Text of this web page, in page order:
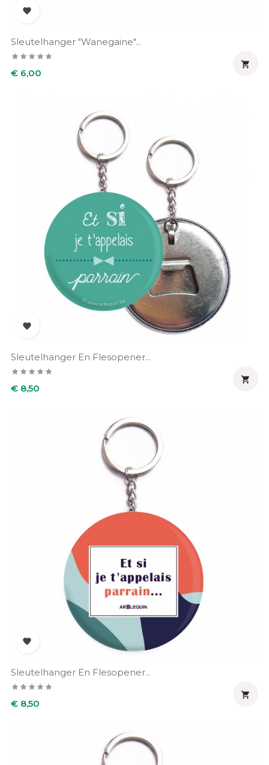

Sleutelhanger "Wanegaine"...
Prijs
€ 6,00


Sleutelhanger En Flesopener...
Prijs
€ 8,50


Sleutelhanger En Flesopener...
Prijs
€ 8,50
